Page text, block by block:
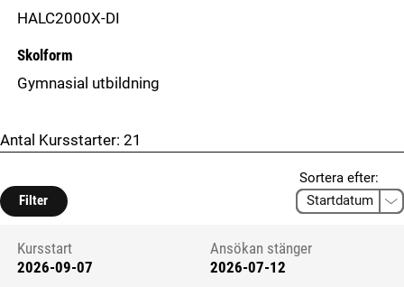
HALC2000X-DI
Skolform
Gymnasial utbildning
Antal Kursstarter: 21
Filter
Sortera efter:
Kursstart 6218293
Kursstart
2026-09-07
Ansökan stänger
2026-07-12